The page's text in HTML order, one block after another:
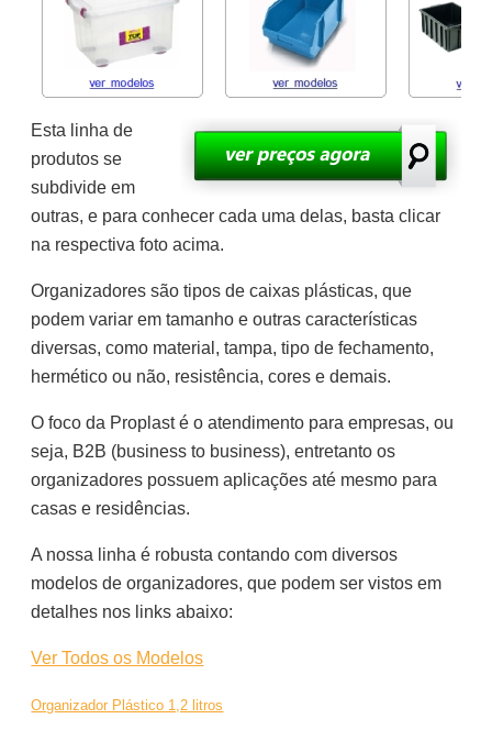
Esta linha de
produtos se
subdivide em
outras, e para conhecer cada uma delas, basta clicar
na respectiva foto acima.
Organizadores são tipos de caixas plásticas, que
podem variar em tamanho e outras características
diversas, como material, tampa, tipo de fechamento,
hermético ou não, resistência, cores e demais.
O foco da Proplast é o atendimento para empresas, ou
seja, B2B (business to business), entretanto os
organizadores possuem aplicações até mesmo para
casas e residências.
A nossa linha é robusta contando com diversos
modelos de organizadores, que podem ser vistos em
detalhes nos links abaixo:
Ver Todos os Modelos
Organizador Plástico 1,2 litros